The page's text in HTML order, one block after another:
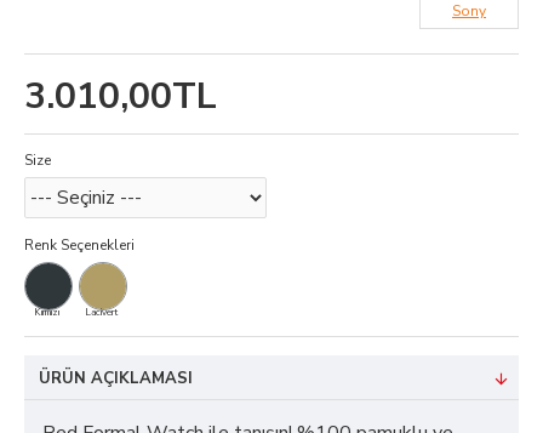
3.010,00TL
Sony
Size
Renk Seçenekleri
Kırmızı Lacivert
ÜRÜN AÇIKLAMASI